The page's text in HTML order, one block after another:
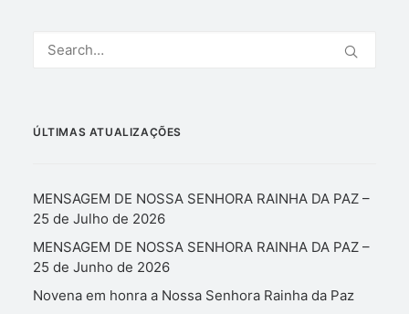
ÚLTIMAS ATUALIZAÇÕES
MENSAGEM DE NOSSA SENHORA RAINHA DA PAZ –
25 de Julho de 2026
MENSAGEM DE NOSSA SENHORA RAINHA DA PAZ –
25 de Junho de 2026
Novena em honra a Nossa Senhora Rainha da Paz